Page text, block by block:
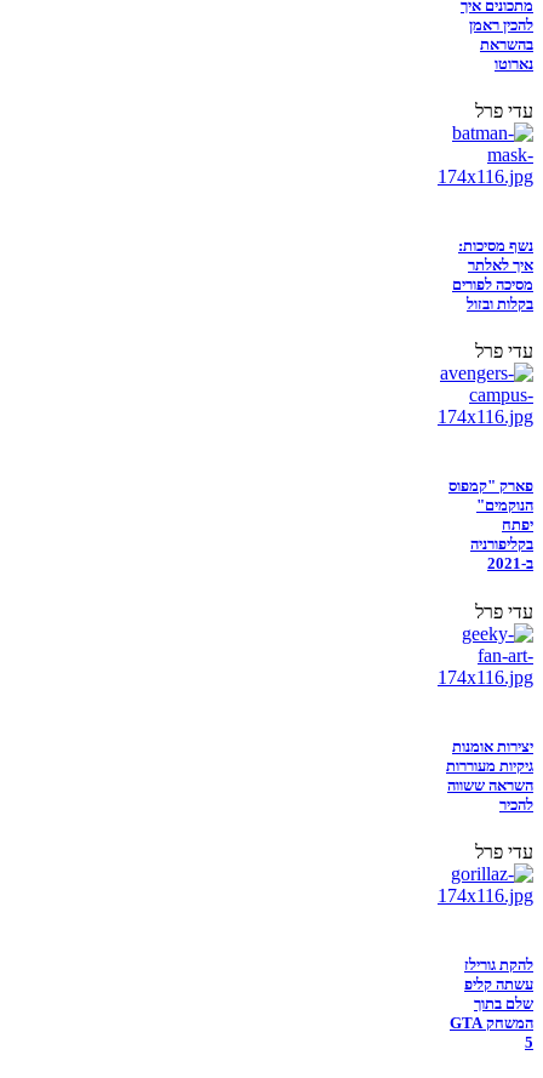
מתכונים איך
להכין ראמן
בהשראת
נארוטו
עדי פרל
נשף מסיכות:
איך לאלתר
מסיכה לפורים
בקלות ובזול
עדי פרל
פארק "קמפוס
הנוקמים"
יפתח
בקליפורניה
ב-2021
עדי פרל
יצירות אומנות
גיקיות מעוררות
השראה ששווה
להכיר
עדי פרל
להקת גורילז
עשתה קליפ
שלם בתוך
המשחק GTA
5